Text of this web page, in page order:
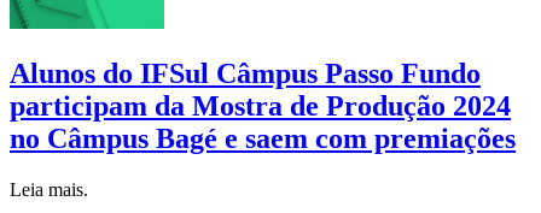
Alunos do IFSul Câmpus Passo Fundo
participam da Mostra de Produção 2024
no Câmpus Bagé e saem com premiações
Leia mais.